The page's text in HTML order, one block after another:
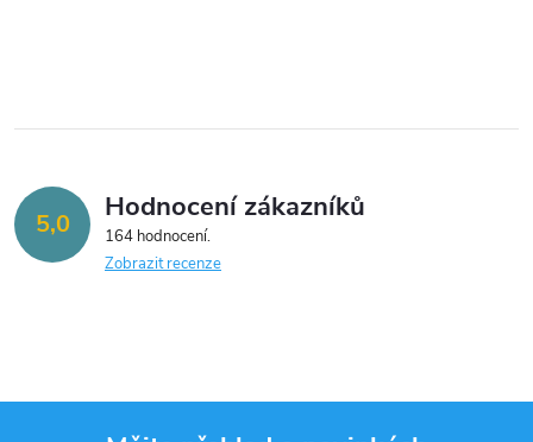
ů
l
d
a
p
5,0 Hodnocení zákazníků
164 hodnocení
Zobrazit recenze